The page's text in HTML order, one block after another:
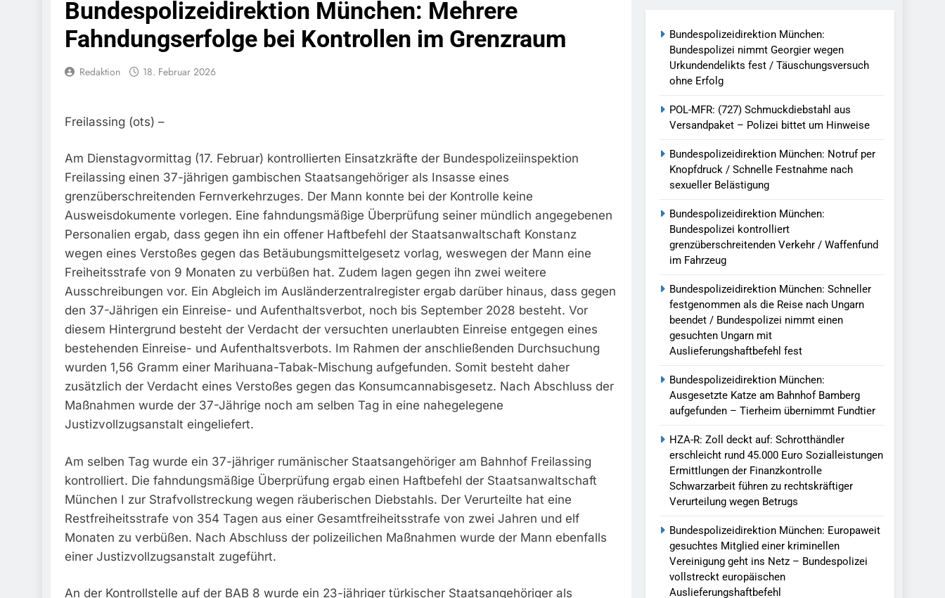
Bundespolizeidirektion München: Bundespolizei Kontrolliert Grenzüberschreitenden Verkehr / Waffenfund Im
Fahrzeug
7. August 2026
Bundespolizeidirektion München: Schneller Festgenommen Als Die Reise Nach Ungarn Beendet / Bundespolizei Nimmt
Bundespolizeidirektion München: Ausgesetzte Katze Am Bahnhof Bamberg Aufgefunden – Tierheim Übernimmt
HZA-R: Zoll Deckt Auf: Schrotthändler Erschleicht Rund 45.000 Euro Sozialleistungen Ermittlungen Der Finanzkontrolle
Schwarzarbeit Führen Zu Rechtskräftiger Verurteilung Wegen Betrugs
6. August 2026
Bundespolizeidirektion München: Europaweit Gesuchtes Mitglied Einer Kriminellen Vereinigung Geht Ins Netz –
Bundespolizei Vollstreckt Europäischen Auslieferungshaftbefehl
6. August 2026
Bundespolizeidirektion München: Update Zu Den Einsatzmaßnahmen Der Bundespolizei In Saarbrücken
Bundespolizeidirektion München: Beinahekollision An Bahnübergang In Aubing / Bundespolizei Ermittelt Wegen
Gefährlichen Eingriffs In Den Bahnverkehr
5. August 2026
Bundespolizeidirektion München: Mehrere
Fahndungserfolge bei Kontrollen im Grenzraum
Redaktion 18. Februar 2026
Freilassing (ots) –
Am Dienstagvormittag (17. Februar) kontrollierten Einsatzkräfte der Bundespolizeiinspektion
Freilassing einen 37-jährigen gambischen Staatsangehöriger als Insasse eines
grenzüberschreitenden Fernverkehrzuges. Der Mann konnte bei der Kontrolle keine
Ausweisdokumente vorlegen. Eine fahndungsmäßige Überprüfung seiner mündlich angegebenen
Personalien ergab, dass gegen ihn ein offener Haftbefehl der Staatsanwaltschaft Konstanz
wegen eines Verstoßes gegen das Betäubungsmittelgesetz vorlag, weswegen der Mann eine
Freiheitsstrafe von 9 Monaten zu verbüßen hat. Zudem lagen gegen ihn zwei weitere
Ausschreibungen vor. Ein Abgleich im Ausländerzentralregister ergab darüber hinaus, dass gegen
den 37-Jährigen ein Einreise- und Aufenthaltsverbot, noch bis September 2028 besteht. Vor
diesem Hintergrund besteht der Verdacht der versuchten unerlaubten Einreise entgegen eines
bestehenden Einreise- und Aufenthaltsverbots. Im Rahmen der anschließenden Durchsuchung
wurden 1,56 Gramm einer Marihuana-Tabak-Mischung aufgefunden. Somit besteht daher
zusätzlich der Verdacht eines Verstoßes gegen das Konsumcannabisgesetz. Nach Abschluss der
Maßnahmen wurde der 37-Jährige noch am selben Tag in eine nahegelegene
Justizvollzugsanstalt eingeliefert.
Am selben Tag wurde ein 37-jähriger rumänischer Staatsangehöriger am Bahnhof Freilassing
kontrolliert. Die fahndungsmäßige Überprüfung ergab einen Haftbefehl der Staatsanwaltschaft
München I zur Strafvollstreckung wegen räuberischen Diebstahls. Der Verurteilte hat eine
Restfreiheitsstrafe von 354 Tagen aus einer Gesamtfreiheitsstrafe von zwei Jahren und elf
Monaten zu verbüßen. Nach Abschluss der polizeilichen Maßnahmen wurde der Mann ebenfalls
einer Justizvollzugsanstalt zugeführt.
An der Kontrollstelle auf der BAB 8 wurde ein 23-jähriger türkischer Staatsangehöriger als
Bundespolizeidirektion München:
Bundespolizei nimmt Georgier wegen
Urkundendelikts fest / Täuschungsversuch
ohne Erfolg
POL-MFR: (727) Schmuckdiebstahl aus
Versandpaket – Polizei bittet um Hinweise
Bundespolizeidirektion München: Notruf per
Knopfdruck / Schnelle Festnahme nach
sexueller Belästigung
Bundespolizeidirektion München:
Bundespolizei kontrolliert
grenzüberschreitenden Verkehr / Waffenfund
im Fahrzeug
Bundespolizeidirektion München: Schneller
festgenommen als die Reise nach Ungarn
beendet / Bundespolizei nimmt einen
gesuchten Ungarn mit
Auslieferungshaftbefehl fest
Bundespolizeidirektion München:
Ausgesetzte Katze am Bahnhof Bamberg
aufgefunden – Tierheim übernimmt Fundtier
HZA-R: Zoll deckt auf: Schrotthändler
erschleicht rund 45.000 Euro Sozialleistungen
Ermittlungen der Finanzkontrolle
Schwarzarbeit führen zu rechtskräftiger
Verurteilung wegen Betrugs
Bundespolizeidirektion München: Europaweit
gesuchtes Mitglied einer kriminellen
Vereinigung geht ins Netz – Bundespolizei
vollstreckt europäischen
Auslieferungshaftbefehl